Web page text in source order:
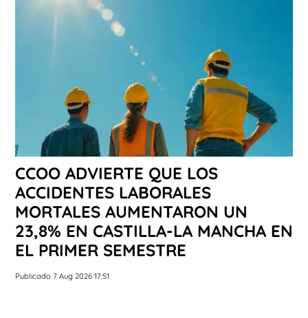
CCOO ADVIERTE QUE LOS
ACCIDENTES LABORALES
MORTALES AUMENTARON UN
23,8% EN CASTILLA-LA MANCHA EN
EL PRIMER SEMESTRE
Publicado 7 Aug 2026 17:51